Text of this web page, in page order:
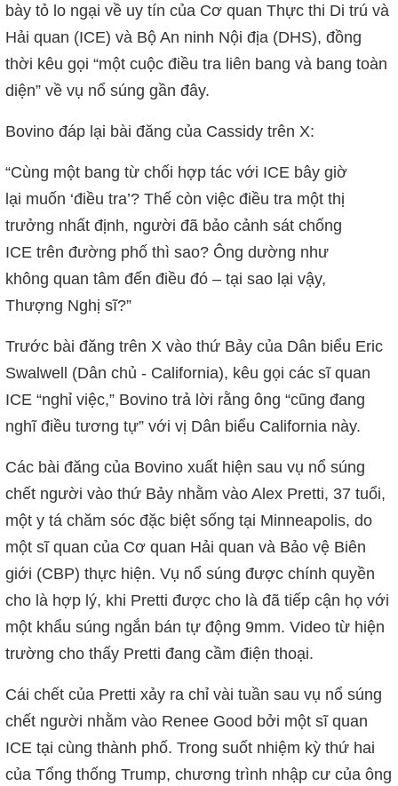
bày tỏ lo ngại về uy tín của Cơ quan Thực thi Di trú và
Hải quan (ICE) và Bộ An ninh Nội địa (DHS), đồng
thời kêu gọi “một cuộc điều tra liên bang và bang toàn
diện” về vụ nổ súng gần đây.
Bovino đáp lại bài đăng của Cassidy trên X:
“Cùng một bang từ chối hợp tác với ICE bây giờ
lại muốn ‘điều tra’? Thế còn việc điều tra một thị
trưởng nhất định, người đã bảo cảnh sát chống
ICE trên đường phố thì sao? Ông dường như
không quan tâm đến điều đó – tại sao lại vậy,
Thượng Nghị sĩ?”
Trước bài đăng trên X vào thứ Bảy của Dân biểu Eric
Swalwell (Dân chủ - California), kêu gọi các sĩ quan
ICE “nghỉ việc,” Bovino trả lời rằng ông “cũng đang
nghĩ điều tương tự” với vị Dân biểu California này.
Các bài đăng của Bovino xuất hiện sau vụ nổ súng
chết người vào thứ Bảy nhằm vào Alex Pretti, 37 tuổi,
một y tá chăm sóc đặc biệt sống tại Minneapolis, do
một sĩ quan của Cơ quan Hải quan và Bảo vệ Biên
giới (CBP) thực hiện. Vụ nổ súng được chính quyền
cho là hợp lý, khi Pretti được cho là đã tiếp cận họ với
một khẩu súng ngắn bán tự động 9mm. Video từ hiện
trường cho thấy Pretti đang cầm điện thoại.
Cái chết của Pretti xảy ra chỉ vài tuần sau vụ nổ súng
chết người nhằm vào Renee Good bởi một sĩ quan
ICE tại cùng thành phố. Trong suốt nhiệm kỳ thứ hai
của Tổng thống Trump, chương trình nhập cư của ông